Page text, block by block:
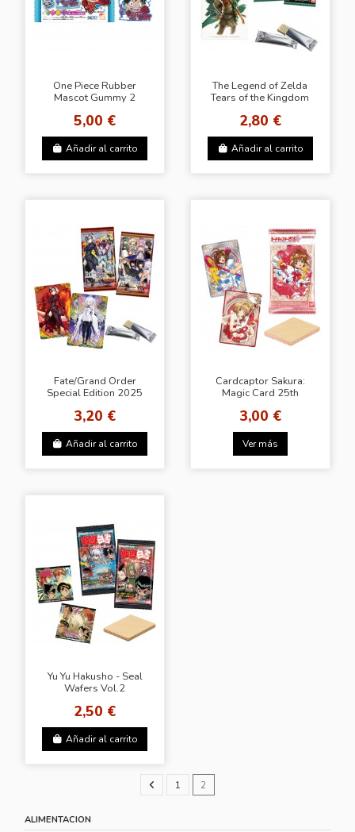
One Piece Rubber
Mascot Gummy 2
5,00 €
Añadir al carrito
The Legend of Zelda
Tears of the Kingdom
2,80 €
Añadir al carrito
Fate/Grand Order
Special Edition 2025
3,20 €
Añadir al carrito
Cardcaptor Sakura:
Magic Card 25th
3,00 €
Ver más
Yu Yu Hakusho - Seal
Wafers Vol.2
2,50 €
Añadir al carrito
1 2
ALIMENTACION